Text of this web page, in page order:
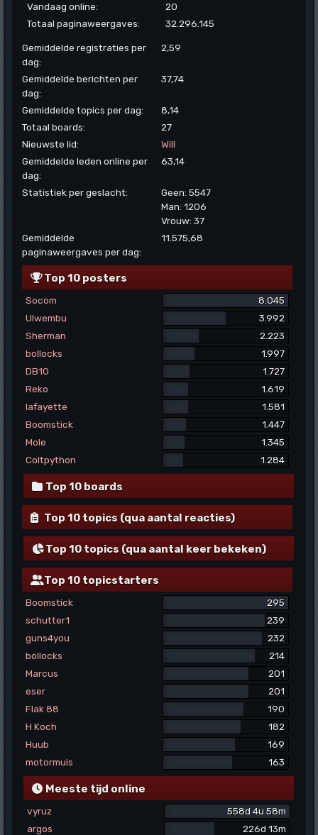
Vandaag online:
20
Totaal paginaweergaves:
32.296.145
Gemiddelde registraties per
dag:
2,59
Gemiddelde berichten per
dag:
37,74
Gemiddelde topics per dag:
8,14
Totaal boards:
27
Nieuwste lid:
Will
Gemiddelde leden online per
dag:
63,14
Statistiek per geslacht:
Geen: 5547
Man: 1206
Vrouw: 37
Gemiddelde
paginaweergaves per dag:
11.575,68
Top 10 posters
Socom
8.045
Ulwembu
3.992
Sherman
2.223
bollocks
1.997
DB10
1.727
Reko
1.619
lafayette
1.581
Boomstick
1.447
Mole
1.345
Coltpython
1.284
Top 10 boards
Top 10 topics (qua aantal reacties)
Top 10 topics (qua aantal keer bekeken)
Top 10 topicstarters
Boomstick
295
schutter1
239
guns4you
232
bollocks
214
Marcus
201
eser
201
Flak 88
190
H Koch
182
Huub
169
motormuis
163
Meeste tijd online
vyruz
558d 4u 58m
argos
226d 13m